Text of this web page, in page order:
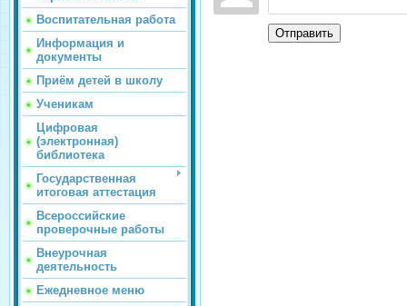
Воспитательная работа
Информация и
документы
Приём детей в школу
Ученикам
Цифровая
(электронная)
библиотека
Государственная
итоговая аттестация
Всероссийские
проверочные работы
Внеурочная
деятельность
Ежедневное меню
Отправить